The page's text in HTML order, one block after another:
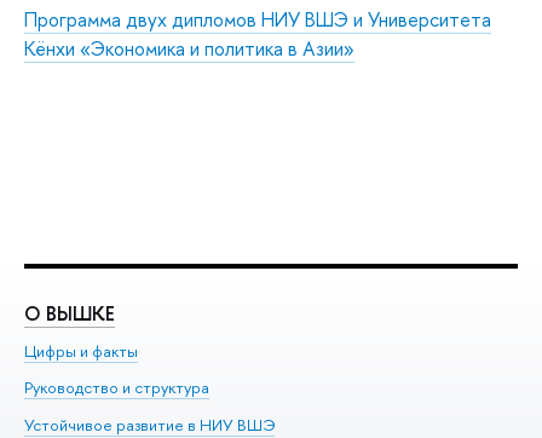
Программа двух дипломов НИУ ВШЭ и Университета
Кёнхи «Экономика и политика в Азии»
О ВЫШКЕ
Цифры и факты
Руководство и структура
Устойчивое развитие в НИУ ВШЭ